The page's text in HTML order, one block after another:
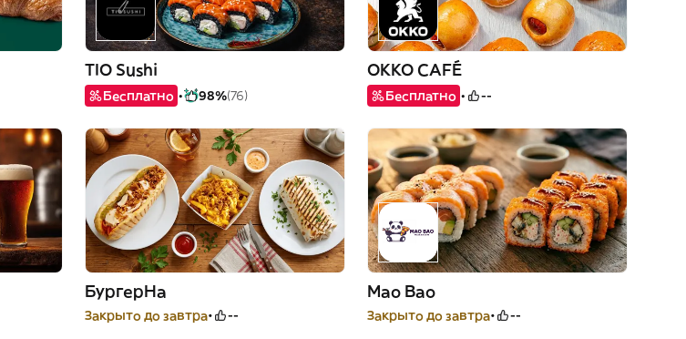
TIO Sushi
Бесплатно 98%(76)
OKKO CAFÉ
Бесплатно --
БургерНа
Закрыто до завтра --
Mao Bao
Закрыто до завтра --